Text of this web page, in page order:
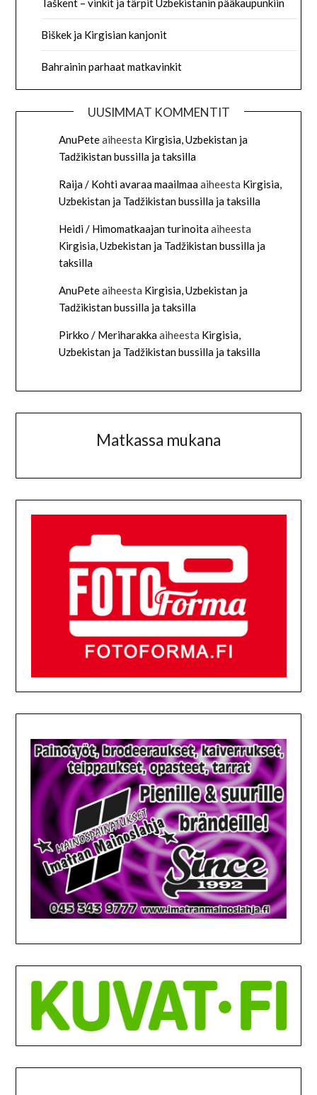
Taškent – vinkit ja tärpit Uzbekistanin pääkaupunkiin
Biškek ja Kirgisian kanjonit
Bahrainin parhaat matkavinkit
UUSIMMAT KOMMENTIT
AnuPeteaiheesta Kirgisia, Uzbekistan ja
Tadžikistan bussilla ja taksilla
Raija / Kohti avaraa maailmaaaiheesta Kirgisia,
Uzbekistan ja Tadžikistan bussilla ja taksilla
Heidi / Himomatkaajan turinoitaaiheesta
Kirgisia, Uzbekistan ja Tadžikistan bussilla ja
taksilla
AnuPeteaiheesta Kirgisia, Uzbekistan ja
Tadžikistan bussilla ja taksilla
Pirkko / Meriharakkaaiheesta Kirgisia,
Uzbekistan ja Tadžikistan bussilla ja taksilla
Matkassa mukana